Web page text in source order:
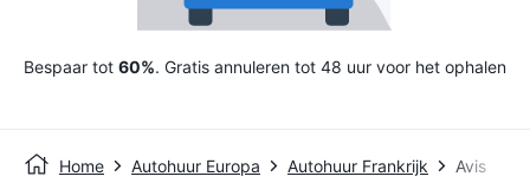
Bespaar tot 60%. Gratis annuleren tot 48 uur voor het ophalen
Home Autohuur Europa Autohuur Frankrijk Avis